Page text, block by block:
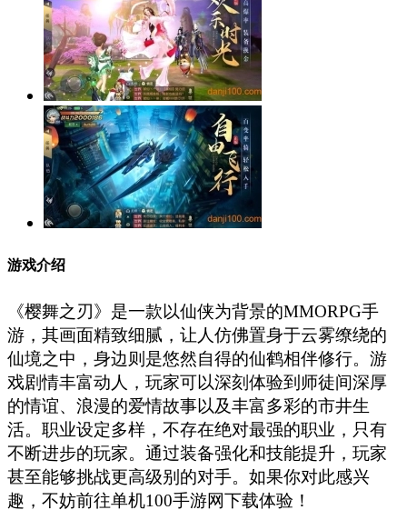
游戏介绍
《樱舞之刃》是一款以仙侠为背景的MMORPG手
游，其画面精致细腻，让人仿佛置身于云雾缭绕的
仙境之中，身边则是悠然自得的仙鹤相伴修行。游
戏剧情丰富动人，玩家可以深刻体验到师徒间深厚
的情谊、浪漫的爱情故事以及丰富多彩的市井生
活。职业设定多样，不存在绝对最强的职业，只有
不断进步的玩家。通过装备强化和技能提升，玩家
甚至能够挑战更高级别的对手。如果你对此感兴
趣，不妨前往单机100手游网下载体验！